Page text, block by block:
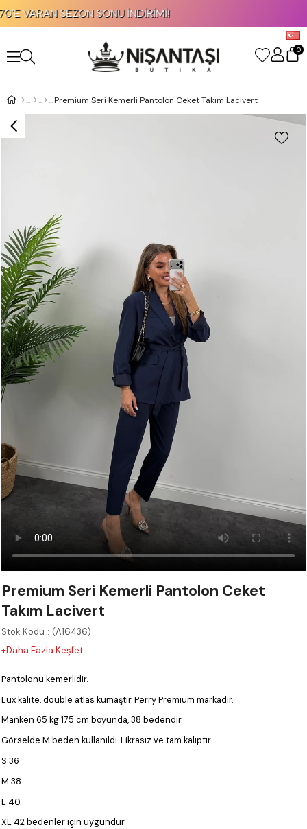
SEZON SONU İNDİRİMİ!
0
Premium Seri Kemerli Pantolon Ceket Takım Lacivert
Premium Seri Kemerli Pantolon Ceket
Takım Lacivert
Stok Kodu
(A16436)
+Daha Fazla Keşfet
Pantolonu kemerlidir.
Lüx kalite, double atlas kumaştır. Perry Premium markadır.
Manken 65 kg 175 cm boyunda, 38 bedendir.
Görselde M beden kullanıldı. Likrasız ve tam kalıptır.
S 36
M 38
L 40
XL 42 bedenler için uygundur.